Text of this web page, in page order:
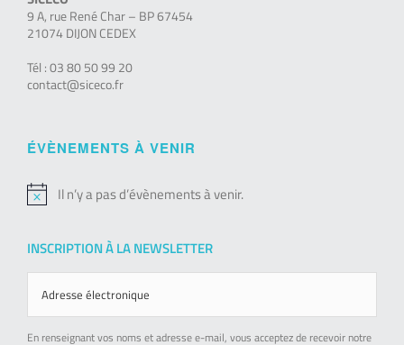
9 A, rue René Char – BP 67454
21074 DIJON CEDEX
Tél : 03 80 50 99 20
contact@siceco.fr
ÉVÈNEMENTS À VENIR
Notice
Il n’y a pas d’évènements à venir.
INSCRIPTION À LA NEWSLETTER
En renseignant vos noms et adresse e-mail, vous acceptez de recevoir notre